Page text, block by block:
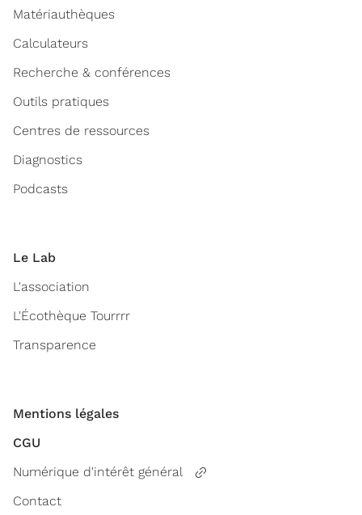
Matériauthèques
Calculateurs
Recherche & conférences
Outils pratiques
Centres de ressources
Diagnostics
Podcasts
Le Lab
L'association
L'Écothèque Tourrrr
Transparence
Mentions légales
CGU
Numérique d'intérêt général
Contact